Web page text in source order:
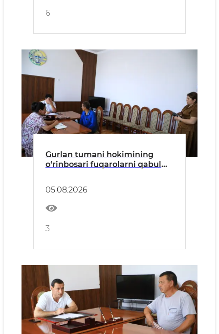
6
Gurlan tumani hokimining
o‘rinbosari fuqarolarni qabul
05.08.2026
3